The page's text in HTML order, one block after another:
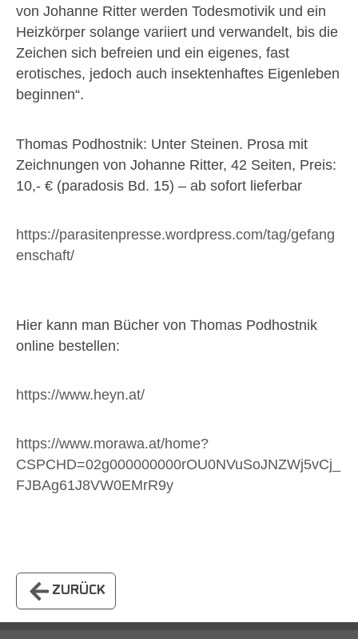
von Johanne Ritter werden Todesmotivik und ein
Heizkörper solange variiert und verwandelt, bis die
Zeichen sich befreien und ein eigenes, fast
erotisches, jedoch auch insektenhaftes Eigenleben
beginnen“.
Thomas Podhostnik: Unter Steinen. Prosa mit
Zeichnungen von Johanne Ritter, 42 Seiten, Preis:
10,- € (paradosis Bd. 15) – ab sofort lieferbar
https://parasitenpresse.wordpress.com/tag/gefang
enschaft/
Hier kann man Bücher von Thomas Podhostnik
online bestellen:
https://www.heyn.at/
https://www.morawa.at/home?
CSPCHD=02g000000000rOU0NVuSoJNZWj5vCj_
FJBAg61J8VW0EMrR9y
ZURÜCK